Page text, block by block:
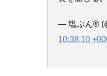
— 塩ぶん®
10:38:10